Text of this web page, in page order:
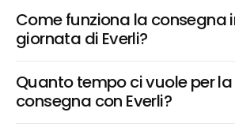
Come funziona la consegna
giornata di Everli?
Quanto tempo ci vuole per la
consegna con Everli?